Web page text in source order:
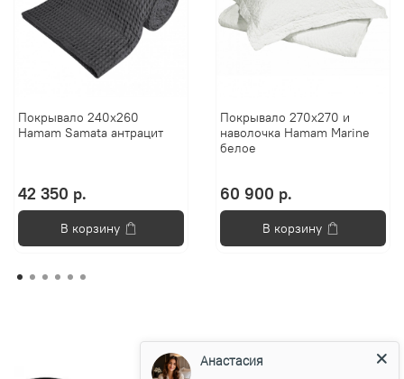
Покрывало 240x260
Hamam Samata антрацит
42 350 р.
В корзину
Покрывало 270x270 и
наволочка Hamam Marine
белое
60 900 р.
В корзину
Анастасия